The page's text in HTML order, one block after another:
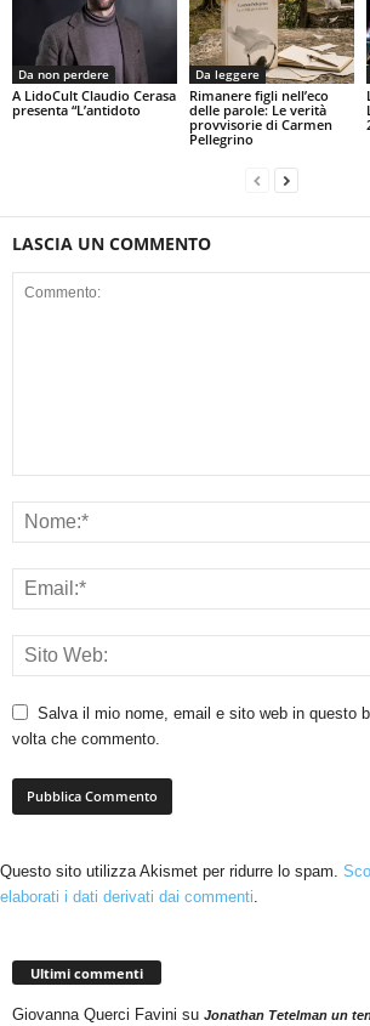
Da non perdere
A LidoCult Claudio Cerasa
presenta “L’antidoto
Da leggere
Rimanere figli nell’eco
delle parole: Le verità
provvisorie di Carmen
Pellegrino
LASCIA UN COMMENTO
Salva il mio nome, email e sito web in questo
volta che commento.
Questo sito utilizza Akismet per ridurre lo spam.
elaborati i dati derivati dai commenti.
Ultimi commenti
Giovanna Querci Favini su Jonathan Tetelman un